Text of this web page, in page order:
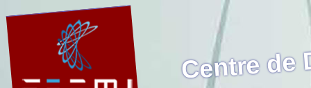
Centre de